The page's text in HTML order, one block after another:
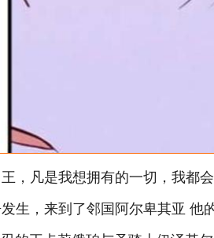
，凡是我想拥有的一切，我都
生，来到了邻国阿尔卑其亚